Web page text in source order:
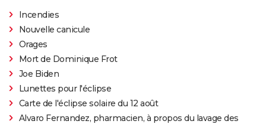
Incendies
Nouvelle canicule
Orages
Mort de Dominique Frot
Joe Biden
Lunettes pour l'éclipse
Carte de l'éclipse solaire du 12 août
Alvaro Fernandez, pharmacien, à propos du lavage des